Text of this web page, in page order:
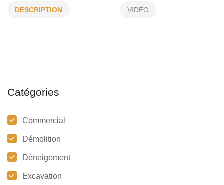
CONSTRUCTION CURTIS LAVELL
DÉSCRIPTION VIDÉO
Catégories
Commercial
Démolition
Déneigement
Excavation